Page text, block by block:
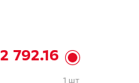
2 792.16
1 шт